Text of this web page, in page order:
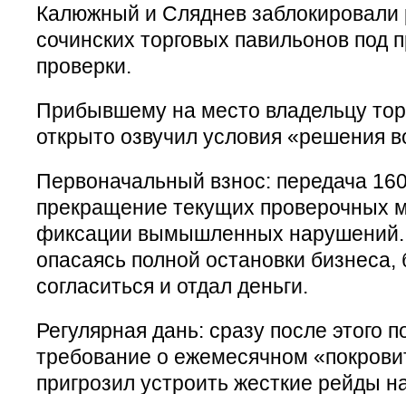
Калюжный и Сляднев заблокировали
сочинских торговых павильонов под
проверки.
Прибывшему на место владельцу
открыто озвучил условия «решения
Первоначальный взнос: передача
прекращение текущих проверочных
фиксации вымышленных
опасаясь полной остановки
согласиться и отдал деньги.
Регулярная дань: сразу после этого
требование о ежемесячном
пригрозил устроить жесткие рейды